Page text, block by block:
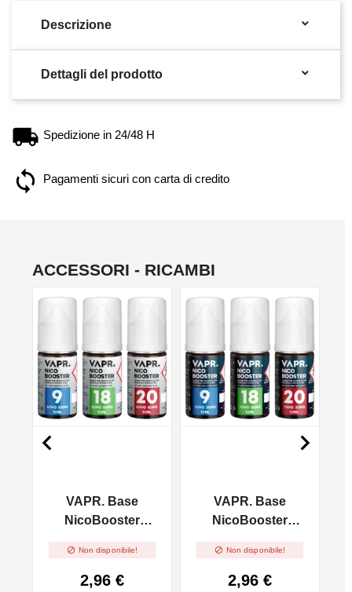
Descrizione 
Dettagli del prodotto 
Spedizione in 24/48 H
Pagamenti sicuri con carta di credito
ACCESSORI - RICAMBI
VAPR. Base
NicoBooster
 Non disponibile!
2,96 €
VAPR. Base
NicoBooster
 Non disponibile!
2,96 €
 